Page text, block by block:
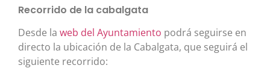
Recorrido de la cabalgata
Desde la web del Ayuntamiento podrá seguirse en
directo la ubicación de la Cabalgata, que seguirá el
siguiente recorrido: